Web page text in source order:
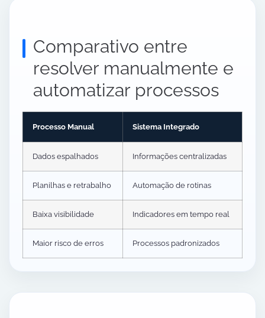
Comparativo entre
resolver manualmente e
automatizar processos
Processo Manual Sistema Integrado
Dados espalhados Informações centralizadas
Planilhas e retrabalho Automação de rotinas
Baixa visibilidade Indicadores em tempo real
Maior risco de erros Processos padronizados